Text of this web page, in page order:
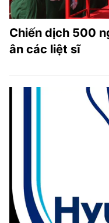
Chiến dịch 500
ân các liệt sĩ